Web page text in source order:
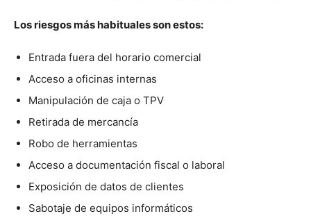
Los riesgos más habituales son estos:
Entrada fuera del horario comercial
Acceso a oficinas internas
Manipulación de caja o TPV
Retirada de mercancía
Robo de herramientas
Acceso a documentación fiscal o laboral
Exposición de datos de clientes
Sabotaje de equipos informáticos